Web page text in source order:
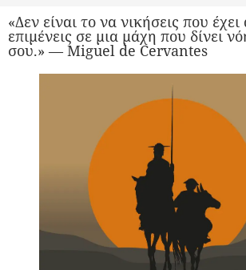
«Δεν είναι το να νικήσεις που
επιμένεις σε μια μάχη που δίνει
σου.» — Miguel de Cervantes